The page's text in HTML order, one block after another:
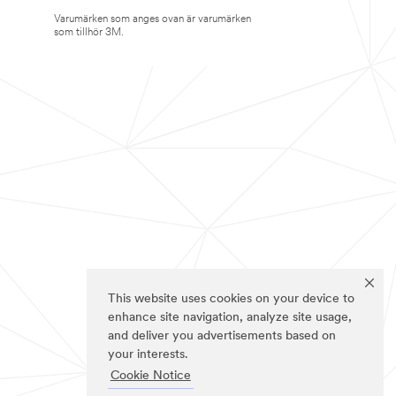
This website uses cookies on your device to
enhance site navigation, analyze site usage,
and deliver you advertisements based on
your interests.
Cookie Notice
Varumärken som anges ovan är varumärken
som tillhör 3M.